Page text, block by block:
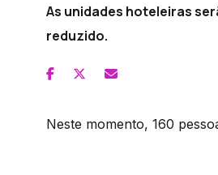
As unidades hoteleiras
reduzido.
Neste momento, 160